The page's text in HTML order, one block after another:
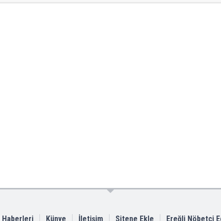
Haberleri Künye İletişim Sitene Ekle Ereğli Nöbetçi